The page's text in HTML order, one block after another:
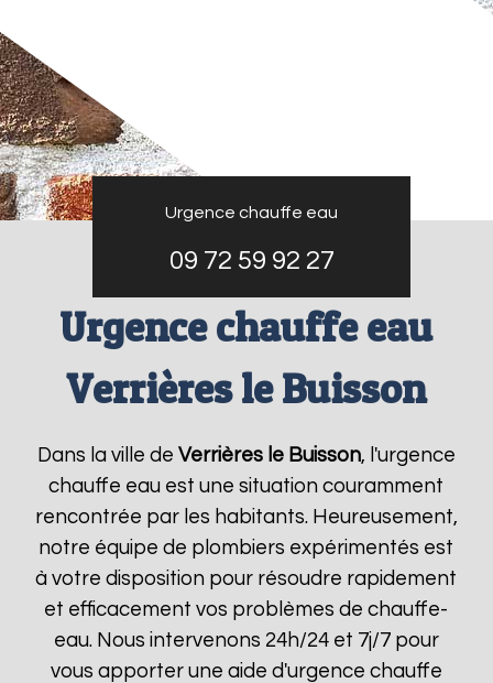
Urgence chauffe eau
09 72 59 92 27
Urgence chauffe eau
Verrières le Buisson
Dans la ville de Verrières le Buisson, l'urgence
chauffe eau est une situation couramment
rencontrée par les habitants. Heureusement,
notre équipe de plombiers expérimentés est
à votre disposition pour résoudre rapidement
et efficacement vos problèmes de chauffe-
eau. Nous intervenons 24h/24 et 7j/7 pour
vous apporter une aide d'urgence chauffe